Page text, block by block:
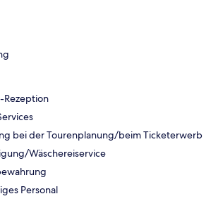
bei der Tourenplanung/beim Ticketerwerb
Wäschereiservice
Personal